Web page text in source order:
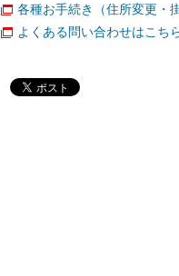
各種お手続き（住所変更・
よくある問い合わせはこち